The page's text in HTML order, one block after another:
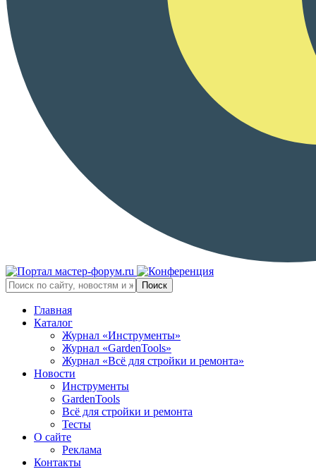
Главная
Каталог
Журнал «Инструменты»
Журнал «GardenTools»
Журнал «Всё для стройки и ремонта»
Новости
Инструменты
GardenTools
Всё для стройки и ремонта
Тесты
О сайте
Реклама
Контакты